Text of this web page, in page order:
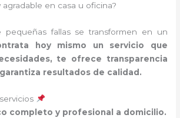
en casa u oficina?
pequeñas fallas se transformen en un
hoy mismo un servicio que
te ofrece transparencia
resultados de calidad.
completo y profesional a domicilio.